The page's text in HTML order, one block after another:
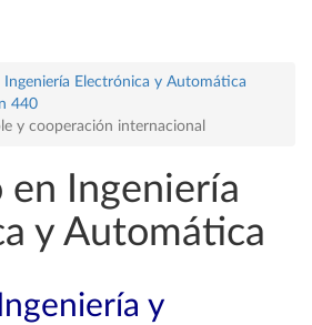
Ingeniería Electrónica y Automática
440
y cooperación internacional
en Ingeniería
y Automática
y